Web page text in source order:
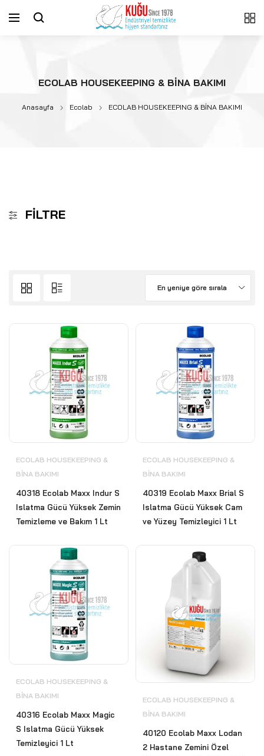
ECOLAB HOUSEKEEPING & BİNA BAKIMI
Anasayfa Ecolab ECOLAB HOUSEKEEPING & BİNA BAKIMI
FILTRE
En yeniye göre sırala
ECOLAB HOUSEKEEPING &
BİNA BAKIMI
40318 Ecolab Maxx Indur S
Islatma Gücü Yüksek Zemin
Temizleme ve Bakım 1 Lt
ECOLAB HOUSEKEEPING &
BİNA BAKIMI
40319 Ecolab Maxx Brial S
Islatma Gücü Yüksek Cam
ve Yüzey Temizleyici 1 Lt
ECOLAB HOUSEKEEPING &
BİNA BAKIMI
40316 Ecolab Maxx Magic
S Islatma Gücü Yüksek
Temizleyici 1 Lt
ECOLAB HOUSEKEEPING &
BİNA BAKIMI
40120 Ecolab Maxx Lodan
2 Hastane Zemini Özel